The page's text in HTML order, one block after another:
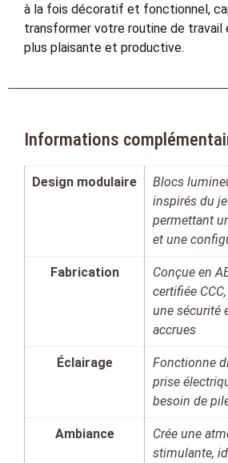
à la fois décoratif et fonctionnel,
transformer votre routine de travail
plus plaisante et productive.
Informations
Design modulaire
Blocs
inspirés du
permettant
et une
Fabrication
Conçue en
certifiée
une sécurité
accrues
Éclairage
Fonctionne
prise
besoin de
Ambiance
Crée une
stimulante,